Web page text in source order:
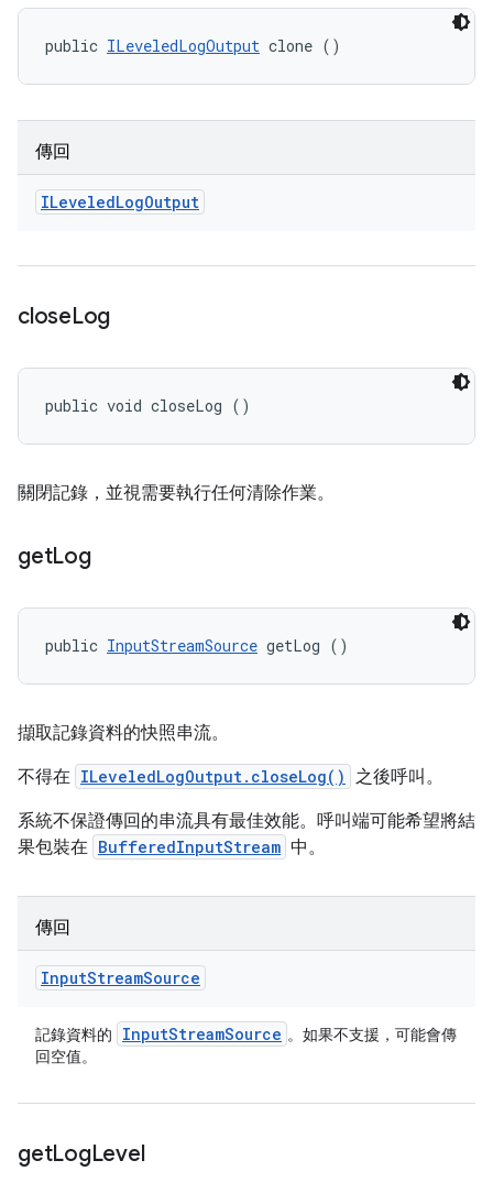
public ILeveledLogOutput clone ()
傳回
ILeveledLogOutput
closeLog
public void closeLog ()
關閉記錄，並視需要執行任何清除作業。
getLog
public InputStreamSource getLog ()
擷取記錄資料的快照串流。
不得在 ILeveledLogOutput.closeLog() 之後呼叫。
系統不保證傳回的串流具有最佳效能。呼叫端可能希望將結
果包裝在 BufferedInputStream 中。
傳回
InputStreamSource
記錄資料的 InputStreamSource 。如果不支援，可能會傳
回空值。
getLogLevel